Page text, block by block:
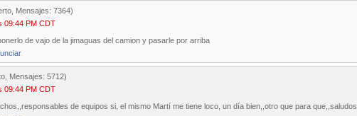
Mensajes: 7364)
09:44 PM CDT
de vajo de la jimaguas del camion y pasarle por arriba
Mensajes: 5712)
09:44 PM CDT
de equipos si, el mismo Martí me tiene loco, un día bien,,otro que para que,,saludos